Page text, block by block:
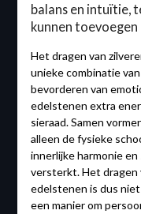
balans en intuïtie,
kunnen toevoegen
Het dragen van
unieke combinatie
bevorderen van
edelstenen extra
sieraad. Samen
alleen de fysieke
innerlijke harmonie
versterkt. Het dragen
edelstenen is dus
een manier om